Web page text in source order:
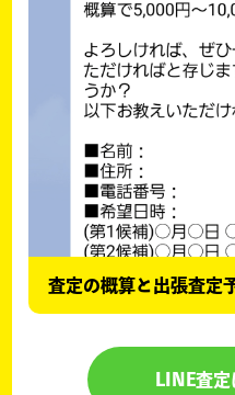
査定の概算と出張査定
LINE査